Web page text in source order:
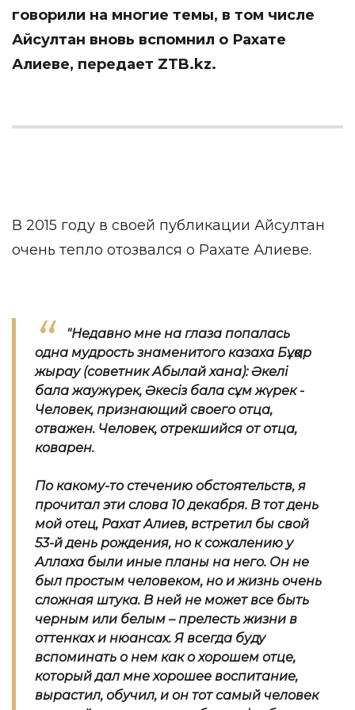
говорили на многие темы, в том числе
Айсултан вновь вспомнил о Рахате
Алиеве, передает ZTB.kz.
В 2015 году в своей публикации Айсултан
очень тепло отозвался о Рахате Алиеве.
"Недавно мне на глаза попалась
одна мудрость знаменитого казаха Бұқар
жырау (советник Абылай хана): Әкелі
бала жаужүрек, Әкесіз бала сұм жүрек -
Человек, признающий своего отца,
отважен. Человек, отрекшийся от отца,
коварен.
По какому-то стечению обстоятельств, я
прочитал эти слова 10 декабря. В тот день
мой отец, Рахат Алиев, встретил бы свой
53-й день рождения, но к сожалению у
Аллаха были иные планы на него. Он не
был простым человеком, но и жизнь очень
сложная штука. В ней не может все быть
черным или белым – прелесть жизни в
оттенках и нюансах. Я всегда буду
вспоминать о нем как о хорошем отце,
который дал мне хорошее воспитание,
вырастил, обучил, и он тот самый человек